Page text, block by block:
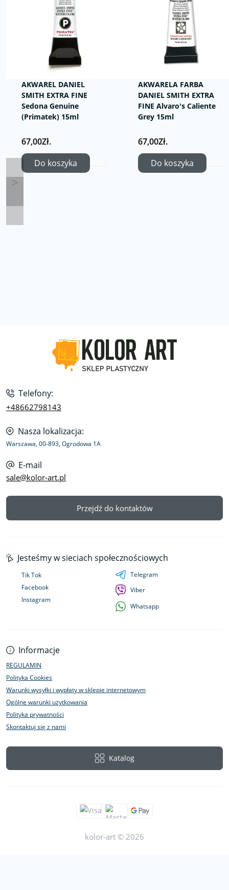
AKWAREL DANIEL
SMITH EXTRA FINE
Sedona Genuine
(Primatek) 15ml
67,00Zł.
Do koszyka
AKWARELA FARBA
DANIEL SMITH EXTRA
FINE Alvaro's Caliente
Grey 15ml
67,00Zł.
Do koszyka
Telefony:
+48662798143
Nasza lokalizacja:
Warszawa, 00-893, Ogrodowa 1A
E-mail
sale@kolor-art.pl
Przejdź do kontaktów
Informacje
REGULAMIN
Polityka Cookies
Warunki wysyłki i wypłaty w sklepie internetowym
Ogólne warunki użytkowania
Polityka prywatności
Skontaktuj się z nami
Katalog
Jesteśmy w sieciach społecznościowych
Tik Tok
Facebook
Instagram
Telegram
Viber
Whatsapp
kolor-art © 2026